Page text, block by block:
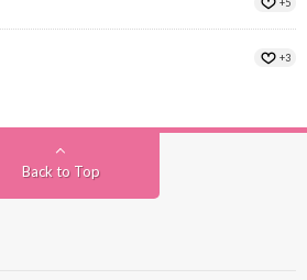
+5
+3
Back to Top